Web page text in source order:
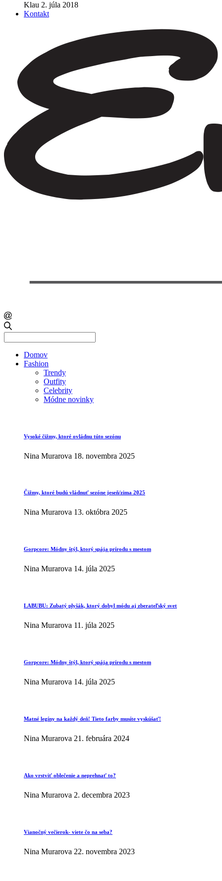
Klau 2. júla 2018
Kontakt
for:
Domov
Fashion
Trendy
Outfity
Celebrity
Módne novinky
Vysoké čižmy, ktoré ovládnu túto sezónu
Nina Murarova 18. novembra 2025
Čižmy, ktoré budú vládnuť sezóne jeseň/zima 2025
Nina Murarova 13. októbra 2025
Gorpcore: Módny štýl, ktorý spája prírodu s mestom
Nina Murarova 14. júla 2025
LABUBU: Zubatý plyšák, ktorý dobyl módu aj zberateľský svet
Nina Murarova 11. júla 2025
Gorpcore: Módny štýl, ktorý spája prírodu s mestom
Nina Murarova 14. júla 2025
Matné legíny na každý deň! Tieto farby musíte vyskúšať!
Nina Murarova 21. februára 2024
Ako vrstviť oblečenie a neprehnať to?
Nina Murarova 2. decembra 2023
Vianočný večierok- viete čo na seba?
Nina Murarova 22. novembra 2023